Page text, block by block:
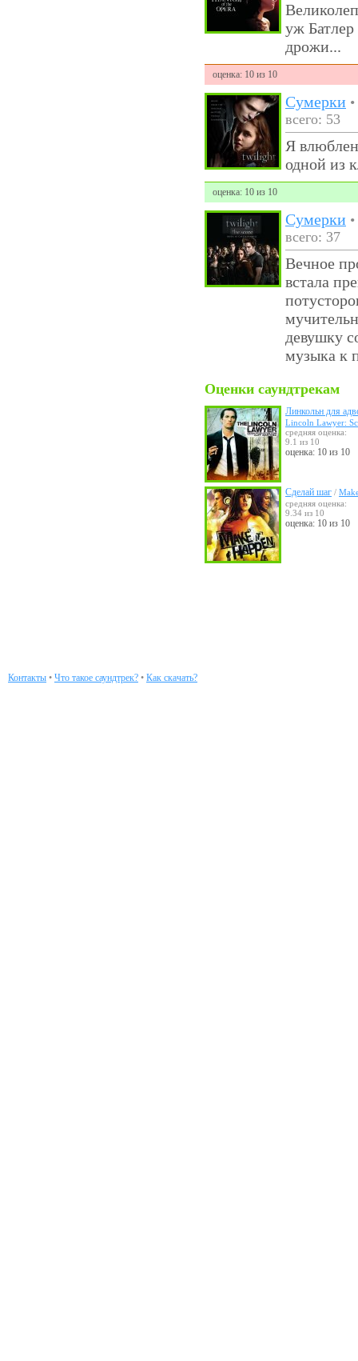
уж Батлер
дрожи...
оценка: 10 из 10
Сумерки •
всего: 53
Я
одной из
оценка: 10 из 10
Сумерки •
всего: 37
Вечное
встала
девушку
музыка к
Оценки саундтрекам
Линкольн для
Lincoln Lawyer:
средняя оценка:
9.1 из 10
оценка: 10 из 10
Сделай шаг /
средняя оценка:
9.34 из 10
оценка: 10 из 10
Контакты • Что такое саундтрек? • Как скачать?